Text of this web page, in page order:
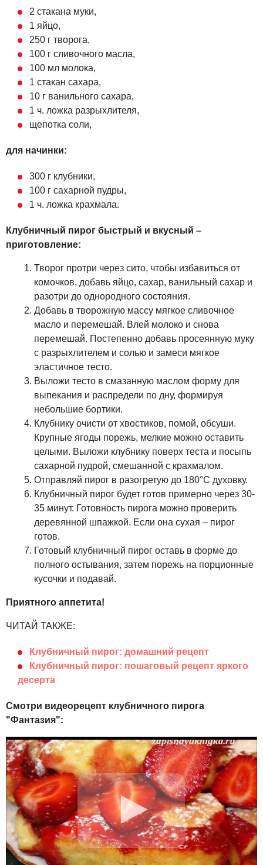
2 стакана муки,
1 яйцо,
250 г творога,
100 г сливочного масла,
100 мл молока,
1 стакан сахара,
10 г ванильного сахара,
1 ч. ложка разрыхлителя,
щепотка соли,
для начинки:
300 г клубники,
100 г сахарной пудры,
1 ч. ложка крахмала.
Клубничный пирог быстрый и вкусный –
приготовление:
Творог протри через сито, чтобы избавиться от
комочков, добавь яйцо, сахар, ванильный сахар и
разотри до однородного состояния.
Добавь в творожную массу мягкое сливочное
масло и перемешай. Влей молоко и снова
перемешай. Постепенно добавь просеянную муку
с разрыхлителем и солью и замеси мягкое
эластичное тесто.
Выложи тесто в смазанную маслом форму для
выпекания и распредели по дну, формируя
небольшие бортики.
Клубнику очисти от хвостиков, помой, обсуши.
Крупные ягоды порежь, мелкие можно оставить
целыми. Выложи клубнику поверх теста и посыпь
сахарной пудрой, смешанной с крахмалом.
Отправляй пирог в разогретую до 180°С духовку.
Клубничный пирог будет готов примерно через 30-
35 минут. Готовность пирога можно проверить
деревянной шпажкой. Если она сухая – пирог
готов.
Готовый клубничный пирог оставь в форме до
полного остывания, затем порежь на порционные
кусочки и подавай.
Приятного аппетита!
ЧИТАЙ ТАКЖЕ:
Клубничный пирог: домашний рецепт
Клубничный пирог: пошаговый рецепт яркого
десерта
Смотри видеорецепт клубничного пирога
"Фантазия":